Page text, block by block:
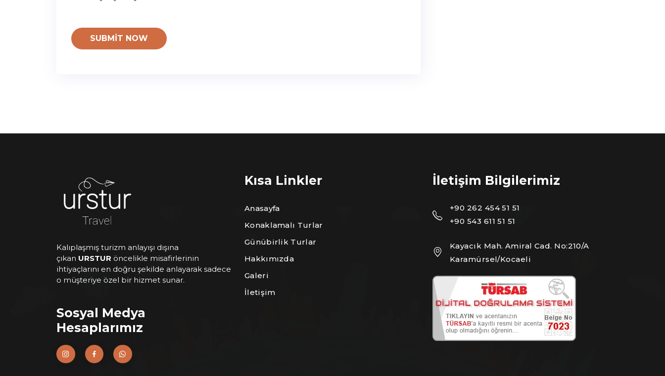
Kalıplaşmış turizm anlayışı dışına
çıkan URSTUR öncelikle misafirlerinin
ihtiyaçlarını en doğru şekilde anlayarak sadece
o müşteriye özel bir hizmet sunar.
Sosyal Medya
Hesaplarımız
Kısa Linkler
Anasayfa
Konaklamalı Turlar
Günübirlik Turlar
Hakkımızda
Galeri
İletişim
İletişim Bilgilerimiz
+90 262 454 51 51
+90 543 611 51 51
Kayacık Mah. Amiral Cad. No:210/A
Karamürsel/Kocaeli